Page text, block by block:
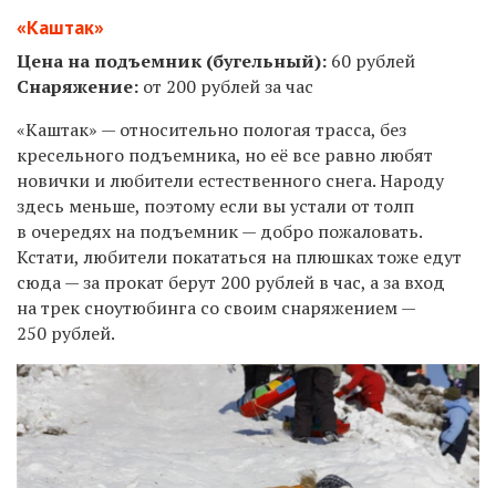
«Каштак»
Цена на подъемник (бугельный): 60 рублей
Снаряжение: от 200 рублей за час
«Каштак» — относительно пологая трасса, без
кресельного подъемника, но её все равно любят
новички и любители естественного снега. Народу
здесь меньше, поэтому если вы устали от толп
в очередях на подъемник — добро пожаловать.
Кстати, любители покататься на плюшках тоже едут
сюда — за прокат берут 200 рублей в час, а за вход
на трек сноутюбинга со своим снаряжением —
250 рублей.